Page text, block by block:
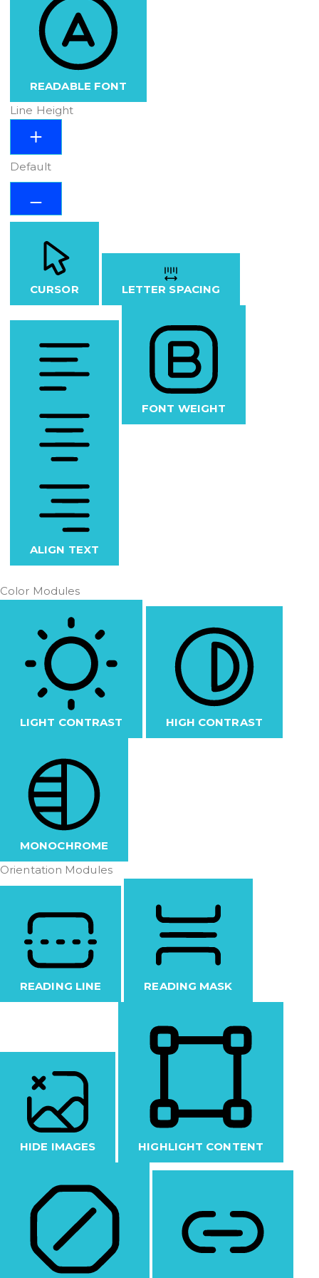
READABLE FONT
Line Height
Default
CURSOR LETTER SPACING
ALIGN TEXT
FONT WEIGHT
Color Modules
LIGHT CONTRAST HIGH CONTRAST
MONOCHROME
Orientation Modules
READING LINE READING MASK
HIDE IMAGES HIGHLIGHT CONTENT